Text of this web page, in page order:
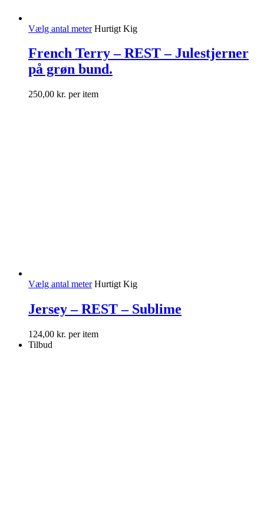
Vælg antal meter Hurtigt Kig
French Terry – REST – Julestjerner
på grøn bund.
250,00 kr. per item
Vælg antal meter Hurtigt Kig
Jersey – REST – Sublime
124,00 kr. per item
Tilbud